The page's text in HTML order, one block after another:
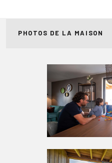
PHOTOS DE LA MAISON